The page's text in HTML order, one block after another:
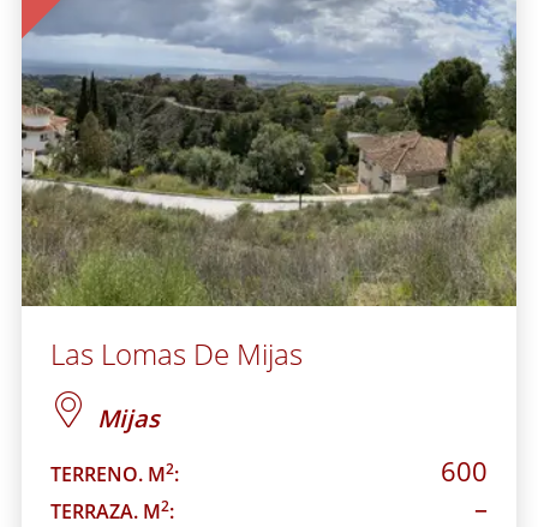
Las Lomas De Mijas
Mijas
TERRENO. M2: 600
TERRAZA. M2: –